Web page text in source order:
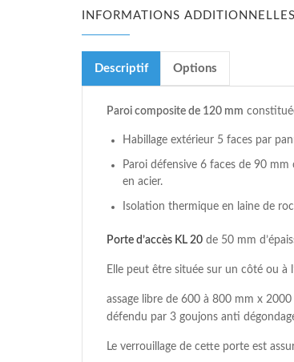
INFORMATIONS ADDITIONNELLES
Descriptif Options
Paroi composite de 120 mm
Habillage extérieur 5 faces par
Paroi défensive 6 faces de 90
en acier.
Isolation thermique en laine de
Porte d’accès KL 20 de 50 mm
Elle peut être située sur un côté ou à
assage libre de 600 à 800 mm x
défendu par 3 goujons anti
Le verrouillage de cette porte est